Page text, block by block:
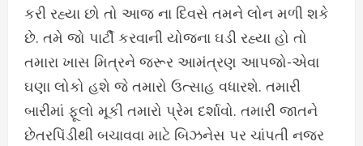
કરી રહ્યા છો તો આજ ના દિવસે તમને લોન મળી શકે
છે. તમે જો પાર્ટી કરવાની યોજના ઘડી રહ્યા હો તો
તમારા ખાસ મિત્રને જરૂર આમંત્રણ આપજો-એવા
ઘણા લોકો હશે જે તમારો ઉત્સાહ વધારશે. તમારી
બારીમાં ફૂલો મૂકી તમારો પ્રેમ દર્શાવો. તમારી જાતને
છેતરપિંડીથી બચાવવા માટે બિઝનેસ પર ચાંપતી નજર